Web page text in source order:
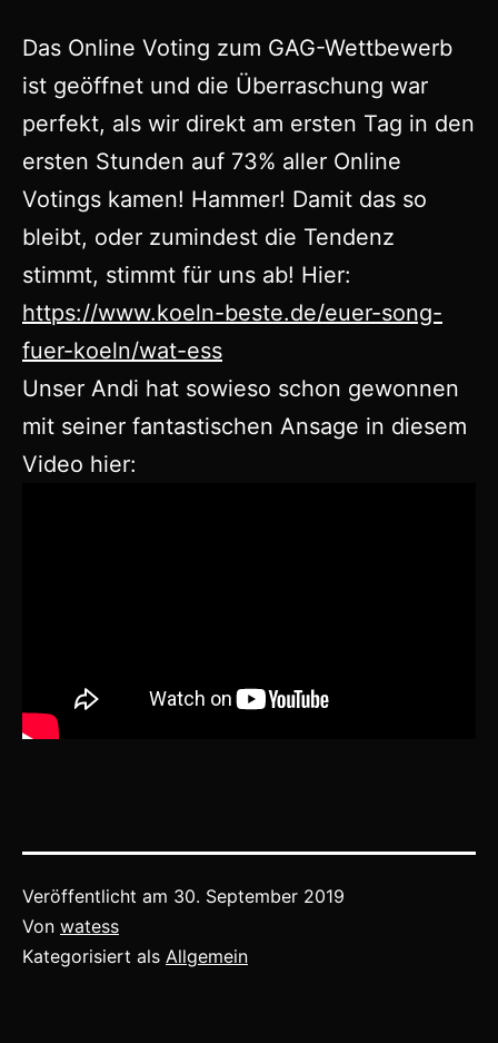
Das Online Voting zum GAG-Wettbewerb
ist geöffnet und die Überraschung war
perfekt, als wir direkt am ersten Tag in den
ersten Stunden auf 73% aller Online
Votings kamen! Hammer! Damit das so
bleibt, oder zumindest die Tendenz
stimmt, stimmt für uns ab! Hier:
https://www.koeln-beste.de/euer-song-
fuer-koeln/wat-ess
Unser Andi hat sowieso schon gewonnen
mit seiner fantastischen Ansage in diesem
Video hier:
Veröffentlicht am 30. September 2019
Von watess
Kategorisiert als Allgemein